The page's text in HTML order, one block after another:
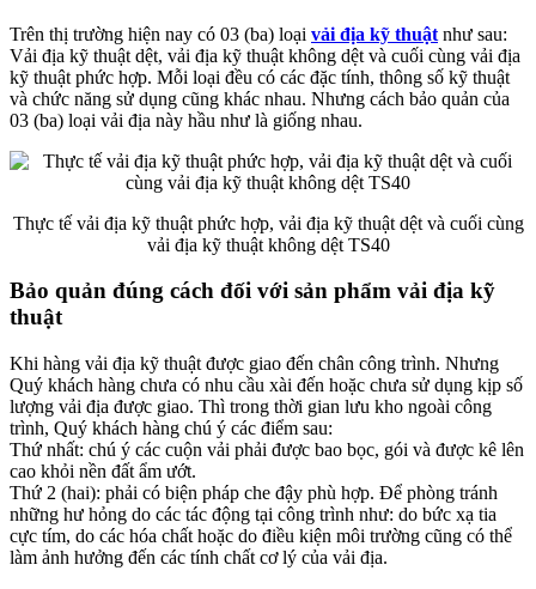
Trên thị trường hiện nay có 03 (ba) loại vải địa kỹ thuật như sau:
Vải địa kỹ thuật dệt, vải địa kỹ thuật không dệt và cuối cùng vải địa
kỹ thuật phức hợp. Mỗi loại đều có các đặc tính, thông số kỹ thuật
và chức năng sử dụng cũng khác nhau. Nhưng cách bảo quản của
03 (ba) loại vải địa này hầu như là giống nhau.
Thực tế vải địa kỹ thuật phức hợp, vải địa kỹ thuật dệt và cuối cùng
vải địa kỹ thuật không dệt TS40
Bảo quản đúng cách đối với sản phẩm vải địa kỹ
thuật
Khi hàng vải địa kỹ thuật được giao đến chân công trình. Nhưng
Quý khách hàng chưa có nhu cầu xài đến hoặc chưa sử dụng kịp số
lượng vải địa được giao. Thì trong thời gian lưu kho ngoài công
trình, Quý khách hàng chú ý các điểm sau:
Thứ nhất: chú ý các cuộn vải phải được bao bọc, gói và được kê lên
cao khỏi nền đất ẩm ướt.
Thứ 2 (hai): phải có biện pháp che đậy phù hợp. Để phòng tránh
những hư hỏng do các tác động tại công trình như: do bức xạ tia
cực tím, do các hóa chất hoặc do điều kiện môi trường cũng có thể
làm ảnh hưởng đến các tính chất cơ lý của vải địa.